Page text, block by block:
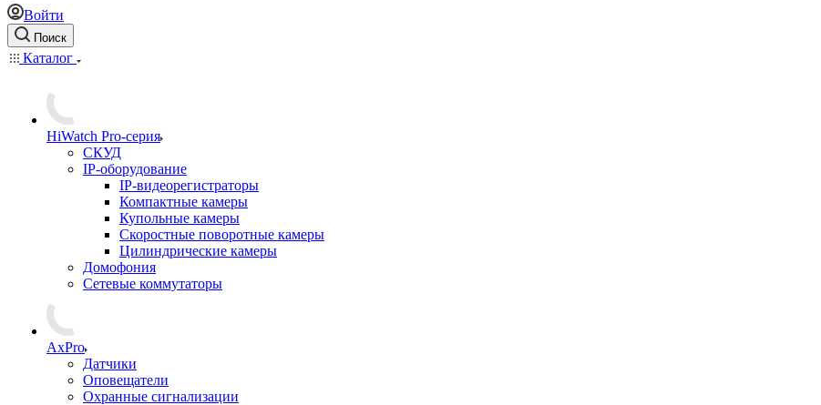
Войти
Поиск
Каталог
HiWatch Pro-серия
CКУД
IP-оборудование
IP-видеорегистраторы
Компактные камеры
Купольные камеры
Скоростные поворотные камеры
Цилиндрические камеры
Домофония
Сетевые коммутаторы
AxPro
Датчики
Оповещатели
Охранные сигнализации